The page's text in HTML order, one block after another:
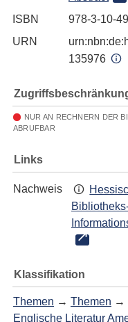
ISBN
978-3-10-
URN
135976
NUR AN RECHNERN DER
ABRUFBAR
Links
Nachweis
Klassifikation
Themen → Themen →
Englische Literatur